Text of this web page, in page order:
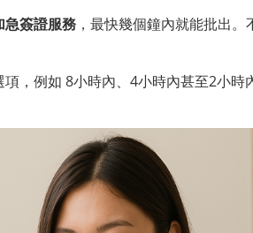
急簽證服務 ，最快幾個鐘內就能批出
，例如 8小時內、4小時內甚至2小時